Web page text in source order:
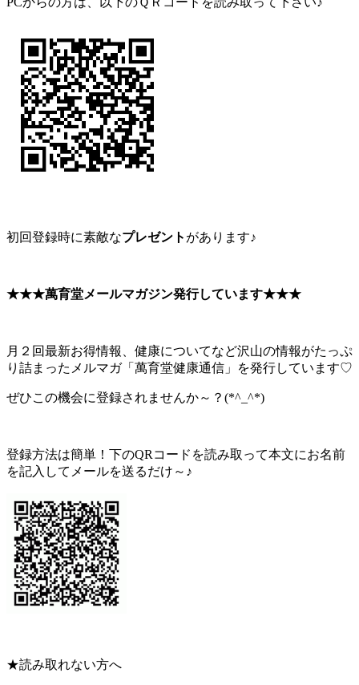
初回登録時に素敵なプレゼント があります♪
★★★萬育堂メールマガジン発行しています★★★
月２回最新お得情報、健康についてなど沢山の情報がたっぷ
り詰まったメルマガ「萬育堂健康通信」を発行しています♡
ぜひこの機会に登録されませんか～？(*^_^*)
登録方法は簡単！下のQRコードを読み取って本文にお名前
を記入してメールを送るだけ～♪
★読み取れない方へ